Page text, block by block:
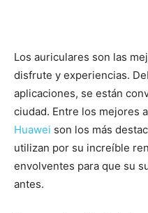
Los auriculares son las
disfrute y experiencias.
aplicaciones, se están
ciudad. Entre los mejores
Huawei son los más
utilizan por su increíble
envolventes para que su
antes.